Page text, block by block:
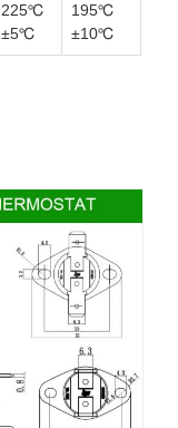
225℃
±5℃
195℃
±10℃